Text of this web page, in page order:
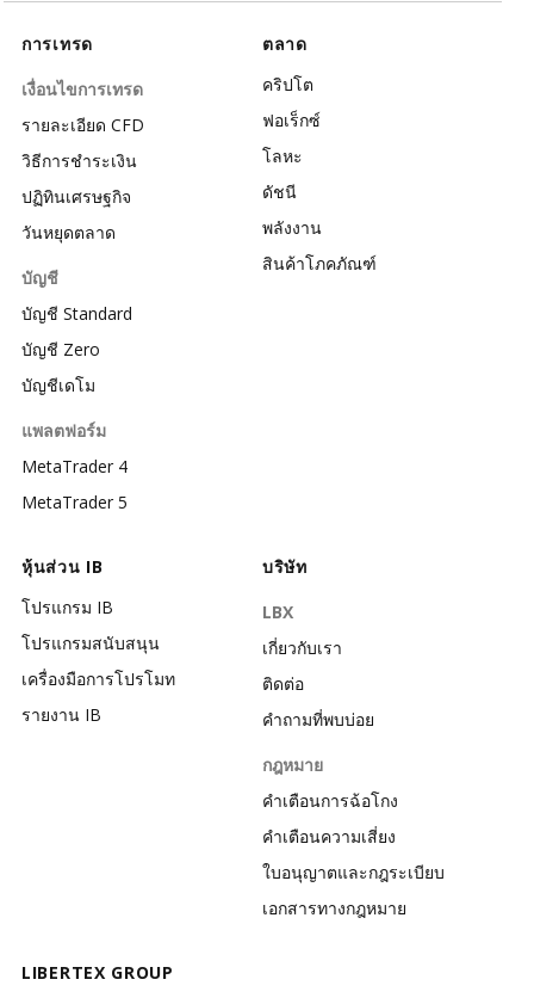
การเทรด
เงื่อนไขการเทรด
รายละเอียด CFD
วิธีการชำระเงิน
ปฏิทินเศรษฐกิจ
วันหยุดตลาด
บัญชี
บัญชี Standard
บัญชี Zero
บัญชีเดโม
แพลตฟอร์ม
MetaTrader 4
MetaTrader 5
ตลาด
คริปโต
ฟอเร็กซ์
โลหะ
ดัชนี
พลังงาน
สินค้าโภคภัณฑ์
หุ้นส่วน IB
โปรแกรม IB
โปรแกรมสนับสนุน
เครื่องมือการโปรโมท
รายงาน IB
บริษัท
LBX
เกี่ยวกับเรา
ติดต่อ
คำถามที่พบบ่อย
กฎหมาย
คำเตือนการฉ้อโกง
คำเตือนความเสี่ยง
ใบอนุญาตและกฎระเบียบ
เอกสารทางกฎหมาย
LIBERTEX GROUP